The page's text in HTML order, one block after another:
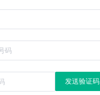
发送验证码